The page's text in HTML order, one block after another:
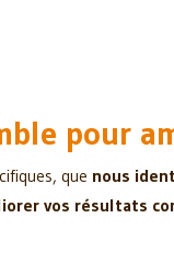
pour
que nous
vos résultats